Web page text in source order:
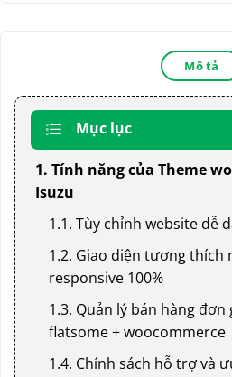
Mô tả
Mục lục
1. Tính năng của Theme
Isuzu
1.1. Tùy chỉnh website dễ
1.2. Giao diện tương thích
responsive 100%
1.3. Quản lý bán hàng đơn
flatsome + woocommerce
1.4. Chính sách hỗ trợ và